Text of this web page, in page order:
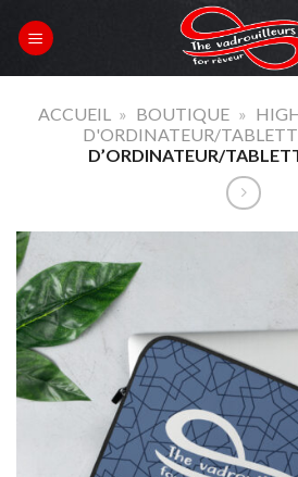
ACCUEIL » BOUTIQUE »
D'ORDINATEUR/
D’ORDINATEUR/